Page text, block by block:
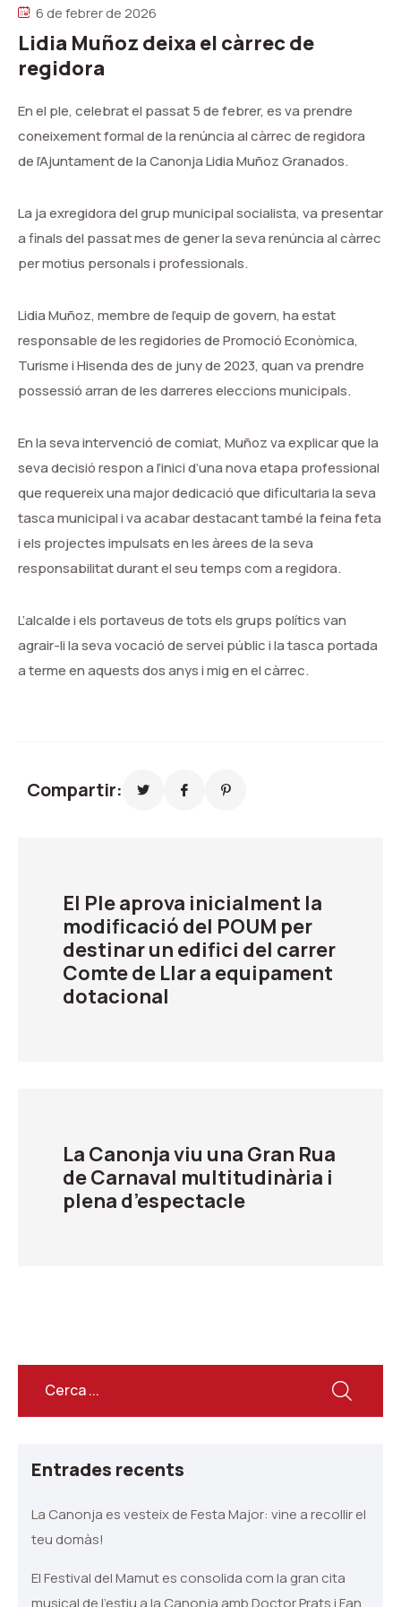
6 de febrer de 2026
Lidia Muñoz deixa el càrrec de
regidora
En el ple, celebrat el passat 5 de febrer, es va prendre
coneixement formal de la renúncia al càrrec de regidora
de l’Ajuntament de la Canonja Lidia Muñoz Granados.
La ja exregidora del grup municipal socialista, va presentar
a finals del passat mes de gener la seva renúncia al càrrec
per motius personals i professionals.
Lidia Muñoz, membre de l’equip de govern, ha estat
responsable de les regidories de Promoció Econòmica,
Turisme i Hisenda des de juny de 2023, quan va prendre
possessió arran de les darreres eleccions municipals.
En la seva intervenció de comiat, Muñoz va explicar que la
seva decisió respon a l’inici d’una nova etapa professional
que requereix una major dedicació que dificultaria la seva
tasca municipal i va acabar destacant també la feina feta
i els projectes impulsats en les àrees de la seva
responsabilitat durant el seu temps com a regidora.
L’alcalde i els portaveus de tots els grups polítics van
agrair-li la seva vocació de servei públic i la tasca portada
a terme en aquests dos anys i mig en el càrrec.
Compartir:
El Ple aprova inicialment la
modificació del POUM per
destinar un edifici del carrer
Comte de Llar a equipament
dotacional
La Canonja viu una Gran Rua
de Carnaval multitudinària i
plena d’espectacle
Entrades recents
La Canonja es vesteix de Festa Major: vine a recollir el
teu domàs!
El Festival del Mamut es consolida com la gran cita